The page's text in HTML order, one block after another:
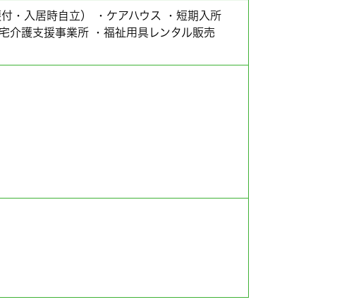
・入居時自立） ・ケアハウス ・短期入所
介護支援事業所 ・福祉用具レンタル販売